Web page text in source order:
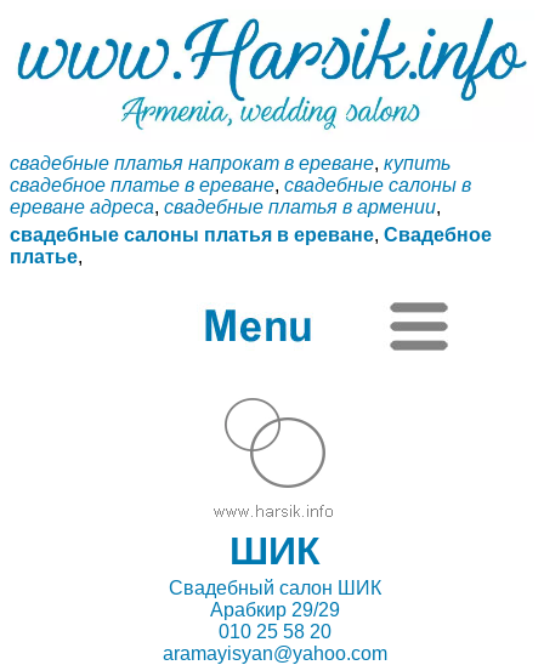
свадебные платья напрокат в ереване, купить
свадебное платье в ереване, свадебные салоны в
ереване адреса, свадебные платья в армении,
свадебные салоны платья в ереване, Свадебное
платье,
ШИК
Свадебный салон ШИК
Арабкир 29/29
010 25 58 20
aramayisyan@yahoo.com